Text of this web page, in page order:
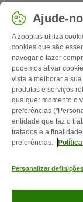
Selecionar país
Portugal /
Follow zooplus
utilização
Ajude-
A zooplus utiliza
cookies que são
navegar e fazer
podemos ativar
vista a melhorar a
produtos e serviços
qualquer momento o
preferências
entidade que faz o
tratados e a
preferências.
Personalizar definições